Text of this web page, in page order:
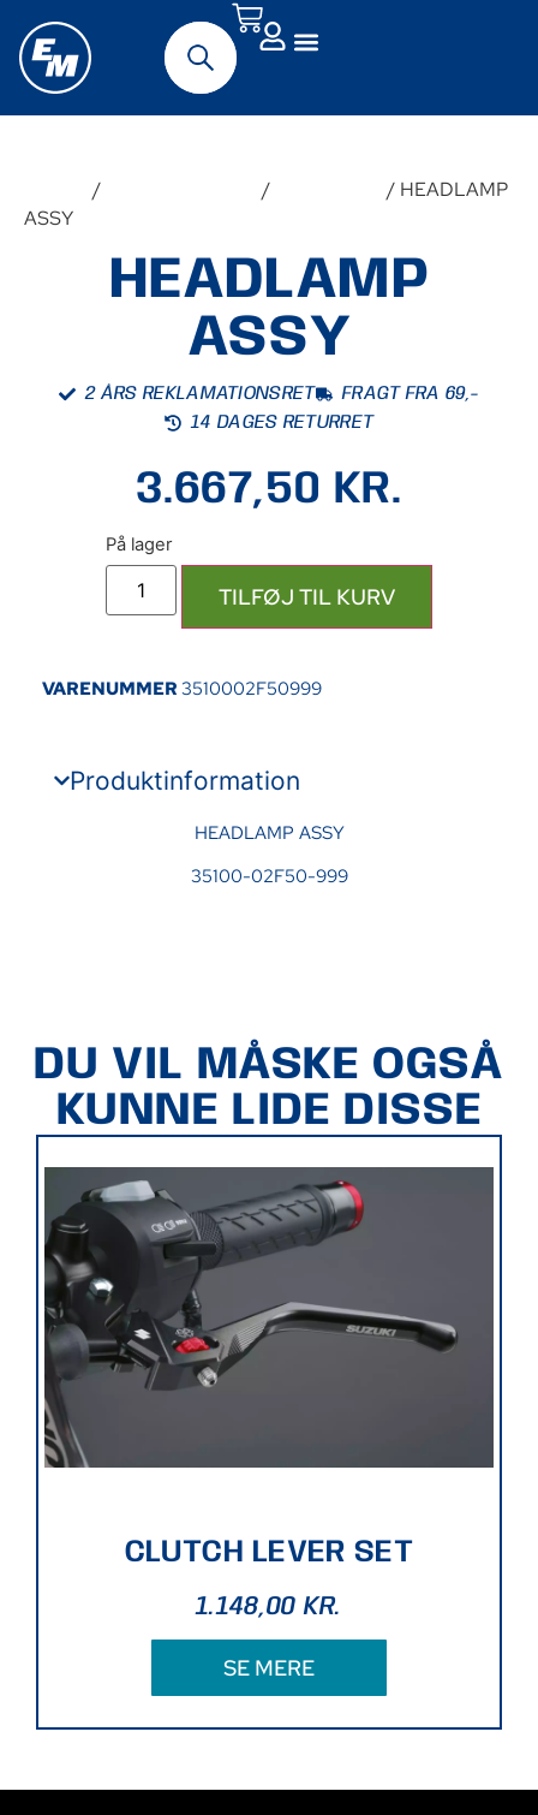
/ /
/ HEADLAMP
ASSY
HEADLAMP
ASSY
2 ÅRS REKLAMATIONSRET
FRAGT FRA 69,-
14 DAGES RETURRET
3.667,50 KR.
TILFØJ TIL KURV
VARENUMMER 3510002F50999
Produktinformation
HEADLAMP ASSY
35100-02F50-999
DU VIL MÅSKE OGSÅ
KUNNE LIDE DISSE
CLUTCH LEVER SET
1.148,00KR.
SE MERE